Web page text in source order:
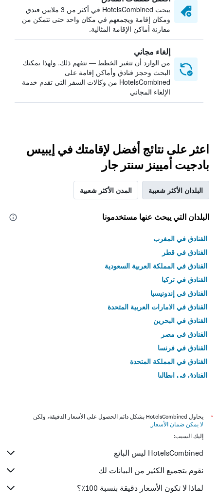
يبحث HotelsCombined في أكثر من 3 ملايين فندق
ومكان إقامة ويجمعهم في مكان واحد حتى تتمكن من
مقارنة أماكن الإقامة المثالية.
إلغاء مجاني
من الوارد أن تتغير الخطط — نتفهم ذلك. ولهذا يمكنك
البحث وحجز فنادق وأماكن إقامة على
HotelsCombined من وكالات السفر التي تقدم خدمة
الإلغاء المجاني
اعثر على نتائج أفضل لإقامتك في إيبيس
بادجيت أميينز سنتر جار
البلدان الأكثر شعبية المدن الأكثر شعبية
البلدان التي يبحث عنها مستخدمونا
الفنادق في المغرب
الفنادق في قطر
الفنادق في المملكة العربية السعودية
الفنادق في تركيا
الفنادق في إندونيسيا
الفنادق في الامارات العربية المتحدة
الفنادق في البحرين
الفنادق في مصر
الفنادق في فرنسا
الفنادق في المملكة المتحدة
الفنادق في إيطاليا
*
يحاول HotelsCombined بشكل دائم الحصول على الأسعار الدقيقة، ولكن
لا يمكن ضمان الأسعار .
إليك السبب:
HotelsCombined ليس البائع
نقوم بتجميع الكثير من البيانات لك
لماذا لا تكون الأسعار دقيقة بنسبة 100٪؟